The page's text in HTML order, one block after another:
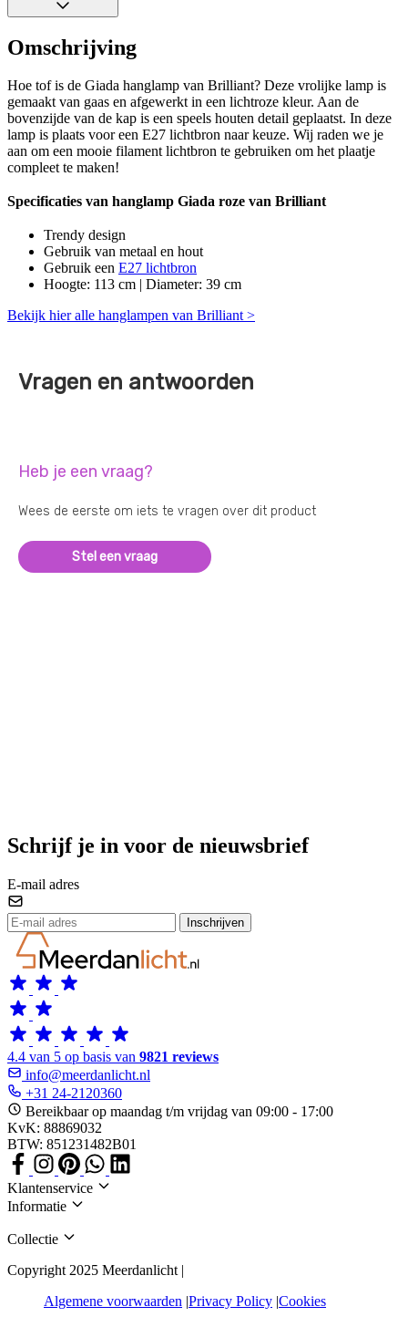
Omschrijving
Hoe tof is de Giada hanglamp van Brilliant? Deze vrolijke lamp is
gemaakt van gaas en afgewerkt in een lichtroze kleur. Aan de
bovenzijde van de kap is een speels houten detail geplaatst. In deze
lamp is plaats voor een E27 lichtbron naar keuze. Wij raden we je
aan om een mooie filament lichtbron te gebruiken om het plaatje
compleet te maken!
Specificaties van hanglamp Giada roze van Brilliant
Trendy design
Gebruik van metaal en hout
Gebruik een E27 lichtbron
Hoogte: 113 cm | Diameter: 39 cm
Bekijk hier alle hanglampen van Brilliant >
Vragen en antwoorden
Heb je een vraag?
Wees de eerste om iets te vragen over dit product
Stel een vraag
Schrijf je in voor de nieuwsbrief
E-mail adres
Inschrijven
4.4 van 5 op basis van 9821 reviews
info@meerdanlicht.nl
+31 24-2120360
Bereikbaar op maandag t/m vrijdag van 09:00 - 17:00
KvK: 88869032
BTW: 851231482B01
Klantenservice
Informatie
Collectie
Copyright 2025 Meerdanlicht |
Algemene voorwaarden Privacy Policy Cookies